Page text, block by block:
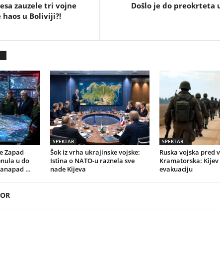
zauzele tri vojne
haos u Boliviji?!
Došlo je do preokrteta
Zapad
u do
…
SPEKTAR
Šok iz vrha ukrajinske vojske:
Istina o NATO-u raznela sve
nade Kijeva
SPEKTAR
Ruska vojska pred
Kramatorska:
evakuaciju